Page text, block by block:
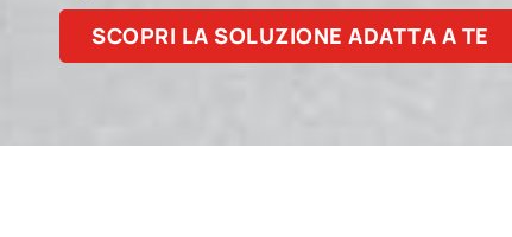
SCOPRI LA SOLUZIONE ADATTA A TE